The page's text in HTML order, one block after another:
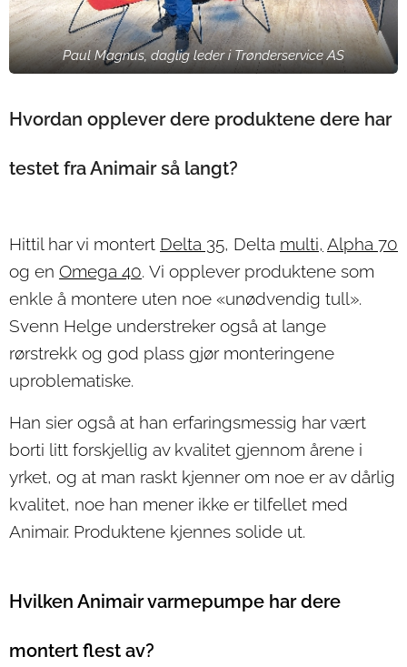
Paul Magnus, daglig leder i Trønderservice AS
Hvordan opplever dere produktene dere har
testet fra Animair så langt?
Hittil har vi montert Delta 35, Delta multi, Alpha 70
og en Omega 40. Vi opplever produktene som
enkle å montere uten noe «unødvendig tull».
Svenn Helge understreker også at lange
rørstrekk og god plass gjør monteringene
uproblematiske.
Han sier også at han erfaringsmessig har vært
borti litt forskjellig av kvalitet gjennom årene i
yrket, og at man raskt kjenner om noe er av dårlig
kvalitet, noe han mener ikke er tilfellet med
Animair. Produktene kjennes solide ut.
Hvilken Animair varmepumpe har dere
montert flest av?